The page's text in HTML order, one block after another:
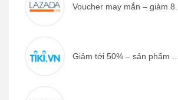
Voucher may mắn – giảm 8...
Giảm tới 50% – sản phẩm ...